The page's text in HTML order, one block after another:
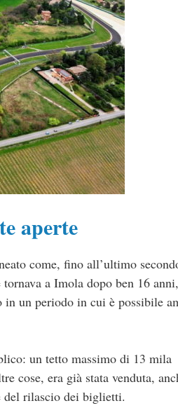
aperte
come, fino all’ultimo
a Imola dopo ben 16
un periodo in cui è possibile
un tetto massimo di 13 mila
cose, era già stata venduta,
del rilascio dei biglietti.